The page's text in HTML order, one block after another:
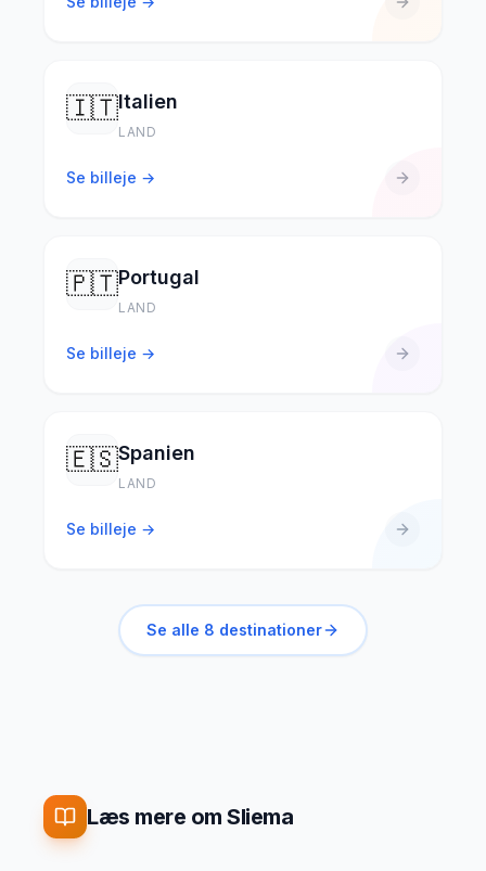
🇮🇹Italien
LAND
Se billeje →
🇵🇹Portugal
LAND
Se billeje →
🇪🇸Spanien
LAND
Se billeje →
Se alle 8 destinationer
Læs mere om Sliema